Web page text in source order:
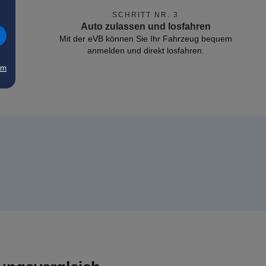
SCHRITT NR. 3
Auto zulassen und losfahren
Mit der eVB können Sie Ihr Fahrzeug bequem
anmelden und direkt losfahren.